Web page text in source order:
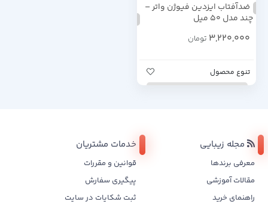
ضدآفتاب ایزدین فیوژن واتر –
چند مدل 50 میل
3,220,000 تومان
تنوع محصول
مجله زیبایی
معرفی برندها
مقالات آموزشی
راهنمای خرید
خدمات مشتریان
قوانین و مقررات
پیگیری سفارش
ثبت شکایات در سایت